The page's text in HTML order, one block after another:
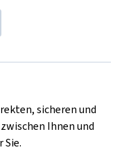
sicheren und
Ihnen und
Sie.